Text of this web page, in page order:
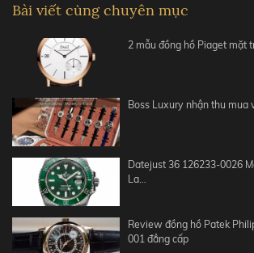
Bài viết cùng chuyên mục
2 mẫu đồng hồ Piaget mặt
Boss Luxury nhận thu mua
Datejust 36 126233-0026
La…
Review đồng hồ Patek
001 đẳng cấp